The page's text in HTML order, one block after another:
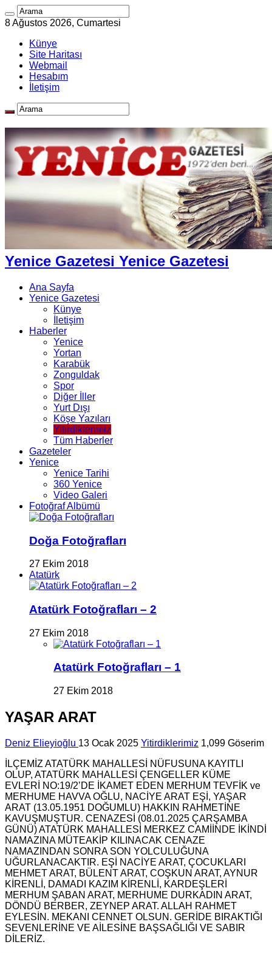
8 Ağustos 2026, Cumartesi
Künye
Site Haritası
Webmail
Hesabım
İletişim
Yenice Gazetesi Yenice Gazetesi
Ana Sayfa
Yenice Gazetesi
Künye
İletişim
Haberler
Yenice
Yortan
Karabük
Zonguldak
Spor
Diğer İller
Yurt Dışı
Köşe Yazıları
Yitirdiklerimiz
Tüm Haberler
Gazeteler
Yenice
Yenice Tarihi
360 Yenice
Video Galeri
Fotoğraf Albümü
Doğa Fotoğrafları
27 Ekim 2018
Atatürk
Atatürk Fotoğrafları – 2
27 Ekim 2018
Atatürk Fotoğrafları – 1
27 Ekim 2018
YAŞAR ARAT
Deniz Elieyioğlu 13 Ocak 2025 Yitirdiklerimiz 1,099 Göserim
İLÇEMİZ ATATÜRK MAHALLESİ NÜFUSUNA KAYITLI
OLUP, ATATÜRK MAHALLESİ ÇENGELLER KÜME
EVLERİ NO:19/2’DE İKAMET EDEN MERHUM TEVFİK ve
MERHUME HAVVA OĞLU, NACİYE ARAT EŞİ, YAŞAR
ARAT (13.05.1951 DOĞUMLU) HAKKIN RAHMETİNE
KAVUŞMUŞTUR. CENAZESİ (08.01.2025 ÇARŞAMBA
GÜNÜ) ATATÜRK MAHALLESİ MERKEZ CAMİİNDE İKİNDİ
NAMAZINA MÜTEAKİP KILINACAK CENAZE
NAMAZINDAN SONRA SON YOLCULUĞUNA
UĞURLANACAKTIR. EŞİ NACİYE ARAT, ÇOCUKLARI
MEHMET ARAT, BÜLENT ARAT, COŞKUN ARAT, AYNUR
KİRENLİ, DAMADI KAZIM KİRENLİ, KARDEŞLERİ
MERHUM ŞABAN ARAT, MERHUME DURKADIN ARAT,
DÖNDÜ BERBER, ZEYNEP ARAT. ALLAH RAHMET
EYLESİN. MEKANI CENNET OLSUN. GERİDE BIRAKTIĞI
SEVENLERİNE VE AİLESİNE BAŞSAĞLIĞI VE SABIR
DİLERİZ.